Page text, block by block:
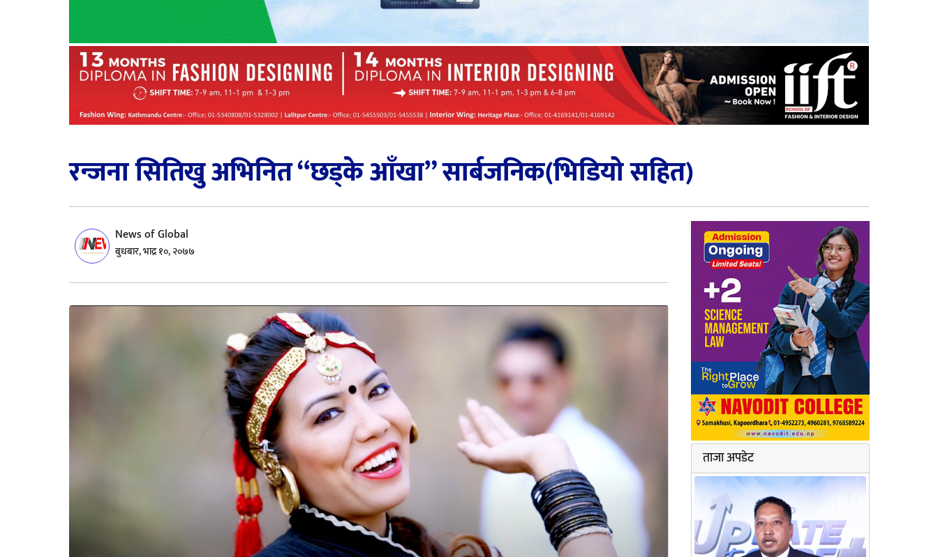
रन्जना सितिखु अभिनित “छड्के आँखा” सार्बजनिक(भिडियो सहित)
News of Global
बुधबार, भाद्र १०, २०७७
ताजा अपडेट